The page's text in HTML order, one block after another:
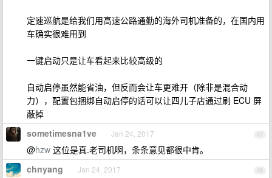
定速巡航是给我们用高速公路通勤的海外司机准备的，在国内用
车确实很难用到
一键启动只是让车看起来比较高级的
自动启停虽然能省油，但反而会让车更难开（除非是混合动
力），配置包捆绑自动启停的话可以让四儿子店通过刷 ECU 屏
蔽掉
47
sometimesna1ve Jan 24, 2017
@hzw 这位是真.老司机啊，条条意见都很中肯。
48
chnyang Jan 24, 2017